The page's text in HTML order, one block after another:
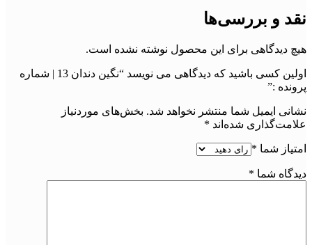
نقد و بررسی‌ها
هیچ دیدگاهی برای این محصول نوشته نشده است.
اولین کسی باشید که دیدگاهی می نویسد “نگین دندان 13 | شماره
پرونده :”
نشانی ایمیل شما منتشر نخواهد شد. بخش‌های موردنیاز
علامت‌گذاری شده‌اند *
امتیاز شما *
دیدگاه شما *